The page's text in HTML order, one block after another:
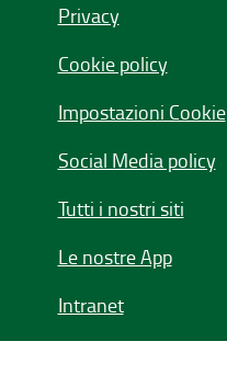
Privacy
Cookie policy
Impostazioni Cookie
Social Media policy
Tutti i nostri siti
Le nostre App
Intranet